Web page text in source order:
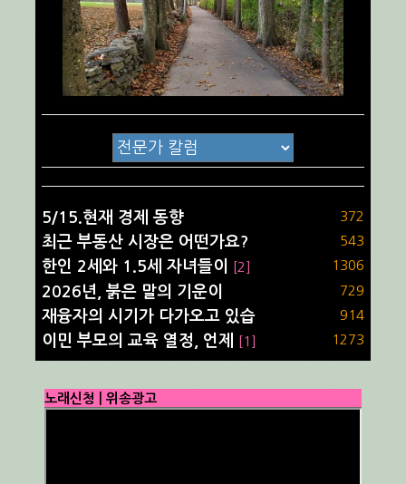
5/15.현재 경제 동향 372
최근 부동산 시장은 어떤가요? 543
한인 2세와 1.5세 자녀들이 [2] 1306
2026년, 붉은 말의 기운이 729
재융자의 시기가 다가오고 있습 914
이민 부모의 교육 열정, 언제 [1] 1273
노래신청 | 위송광고